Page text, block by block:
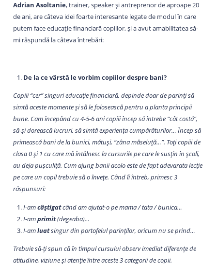
Adrian Asoltanie, trainer, speaker și antreprenor de aproape 20
de ani, are câteva idei foarte interesante legate de modul în care
putem face educație financiară copiilor, și a avut amabilitatea să-
mi răspundă la câteva întrebări:
De la ce vârstă le vorbim copiilor despre bani?
Copiii “cer” singuri educație financiară, depinde doar de parinți să
simtă aceste momente și să le folosească pentru a planta principii
bune. Cam începând cu 4-5-6 ani copiii încep să întrebe “cât costă”,
să-și dorească lucruri, să simtă experiența cumpărăturilor… Încep să
primească bani de la bunici, mătuși, “zâna măseluță…”. Toți copiii de
clasa 0 și 1 cu care mă întâlnesc la cursurile pe care le susțin în școli,
au deja pușculiță. Cum ajung banii acolo este de fapt adevarata lecție
pe care un copil trebuie să o învețe. Când îi întreb, primesc 3
răspunsuri:
I-amcâștigatcând am ajutat-o pe mama / tata / bunica…
I-amprimit(degeaba)…
I-amluatsingur din portofelul parinților, oricum nu se prind…
Trebuie să-ți spun că în timpul cursului observ imediat diferențe de
atitudine, viziune și atenție între aceste 3 categorii de copii.